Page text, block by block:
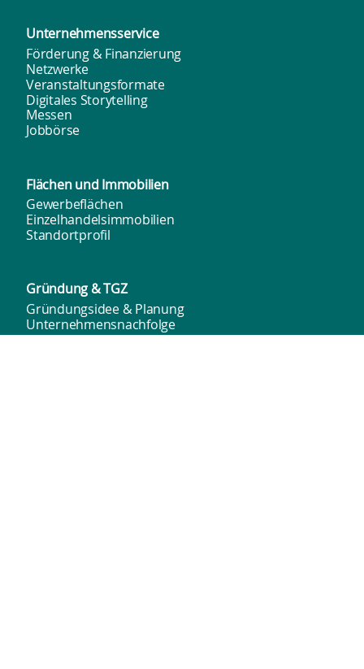
Unternehmens­service
Förderung & Finanzierung
Netzwerke
Veranstaltungsformate
Digitales Storytelling
Messen
Jobbörse
Flächen undImmobilien
Gewerbeflächen
Einzelhandelsimmobilien
Standortprofil
Gründung & TGZ
Gründungsidee & Planung
Unternehmensnachfolge
Förderung & Finanzierung